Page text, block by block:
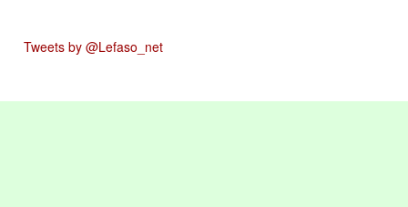
Tweets by @Lefaso_net